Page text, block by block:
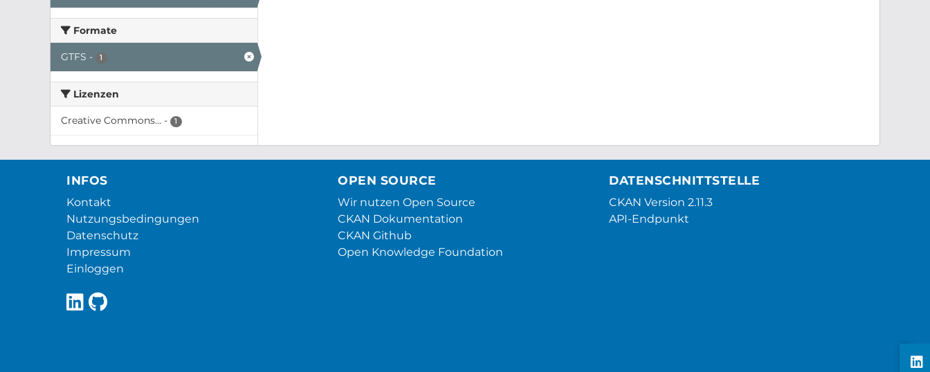
Formate
GTFS - 1
Lizenzen
Creative Commons... - 1
INFOS
Kontakt
Nutzungsbedingungen
Datenschutz
Impressum
Einloggen
OPEN SOURCE
Wir nutzen Open Source
CKAN Dokumentation
CKAN Github
Open Knowledge Foundation
DATENSCHNITTSTELLE
CKAN Version 2.11.3
API-Endpunkt